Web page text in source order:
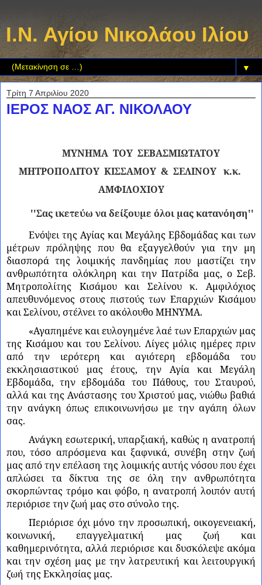
Ι.Ν. Αγίου Νικολάου Ιλίου
▼
Τρίτη 7 Απριλίου 2020
ΙΕΡΟΣ ΝΑΟΣ ΑΓ. ΝΙΚΟΛΑΟΥ
ΜΥΝΗΜΑ ΤΟΥ ΣΕΒΑΣΜΙΩΤΑΤΟΥ
ΜΗΤΡΟΠΟΛΙΤΟΥ ΚΙΣΣΑΜΟΥ & ΣΕΛΙΝΟΥ κ.κ.
ΑΜΦΙΛΟΧΙΟΥ
''Σας ικετεύω να δείξουμε όλοι μας κατανόηση''
Ενόψει της Αγίας και Μεγάλης Εβδομάδας και των
μέτρων πρόληψης που θα εξαγγελθούν για την μη
διασπορά της λοιμικής πανδημίας που μαστίζει την
ανθρωπότητα ολόκληρη και την Πατρίδα μας, ο Σεβ.
Μητροπολίτης Κισάμου και Σελίνου κ. Αμφιλόχιος
απευθυνόμενος στους πιστούς των Επαρχιών Κισάμου
και Σελίνου, στέλνει το ακόλουθο ΜΗΝΥΜΑ.
«Αγαπημένε και ευλογημένε λαέ των Επαρχιών μας
της Κισάμου και του Σελίνου. Λίγες μόλις ημέρες πριν
από την ιερότερη και αγιότερη εβδομάδα του
εκκλησιαστικού μας έτους, την Αγία και Μεγάλη
Εβδομάδα, την εβδομάδα του Πάθους, του Σταυρού,
αλλά και της Ανάστασης του Χριστού μας, νιώθω βαθιά
την ανάγκη όπως επικοινωνήσω με την αγάπη όλων
σας.
Ανάγκη εσωτερική, υπαρξιακή, καθώς η ανατροπή
που, τόσο απρόσμενα και ξαφνικά, συνέβη στην ζωή
μας από την επέλαση της λοιμικής αυτής νόσου που έχει
απλώσει τα δίκτυα της σε όλη την ανθρωπότητα
σκορπώντας τρόμο και φόβο, η ανατροπή λοιπόν αυτή
περιόρισε την ζωή μας στο σύνολο της.
Περιόρισε όχι μόνο την προσωπική, οικογενειακή,
κοινωνική, επαγγελματική μας ζωή και
καθημερινότητα, αλλά περιόρισε και δυσκόλεψε ακόμα
και την σχέση μας με την λατρευτική και λειτουργική
ζωή της Εκκλησίας μας.